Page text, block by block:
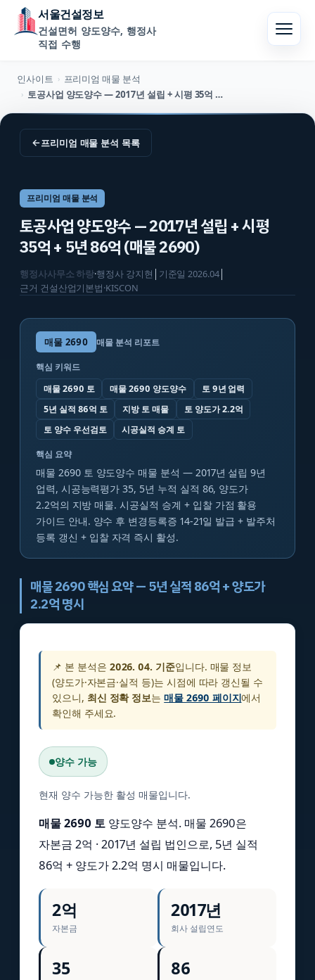
서울건설정보
건설면허 양도양수, 행정사
직접 수행
인사이트 › 프리미엄 매물 분석
› 토공사업 양도양수 — 2017년 설립 + 시평 35억 + 5년 86억 (매물 2690)
←프리미엄 매물 분석 목록
프리미엄 매물 분석
토공사업 양도양수 — 2017년 설립 + 시평
35억 + 5년 86억 (매물 2690)
행정사사무소 하랑·행정사 강지현 기준일2026.04│
근거 건설산업기본법·KISCON
매물 2690 매물 분석 리포트
핵심 키워드
매물 2690 토
매물 2690 양도양수
토 9년 업력
5년 실적 86억 토
지방 토 매물
토 양도가 2.2억
토 양수 우선검토
시공실적 승계 토
핵심 요약
매물 2690 토 양도양수 매물 분석 — 2017년 설립 9년
업력, 시공능력평가 35, 5년 누적 실적 86, 양도가
2.2억의 지방 매물. 시공실적 승계 + 입찰 가점 활용
가이드 안내. 양수 후 변경등록증 14-21일 발급 + 발주처
등록 갱신 + 입찰 자격 즉시 활성.
매물 2690 핵심 요약 — 5년 실적 86억 + 양도가
2.2억 명시
📌 본 분석은 2026. 04. 기준입니다. 매물 정보
(양도가·자본금·실적 등)는 시점에 따라 갱신될 수
있으니, 최신 정확 정보는매물 2690 페이지에서
확인해 주세요.
양수 가능
현재 양수 가능한 활성 매물입니다.
매물 2690 토양도양수 분석. 매물 2690은
자본금 2억 · 2017년 설립 법인으로, 5년 실적
86억 + 양도가 2.2억 명시 매물입니다.
2억
자본금
2017년
회사 설립연도
35 86